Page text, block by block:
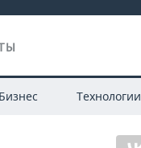
Бизнес Технологии